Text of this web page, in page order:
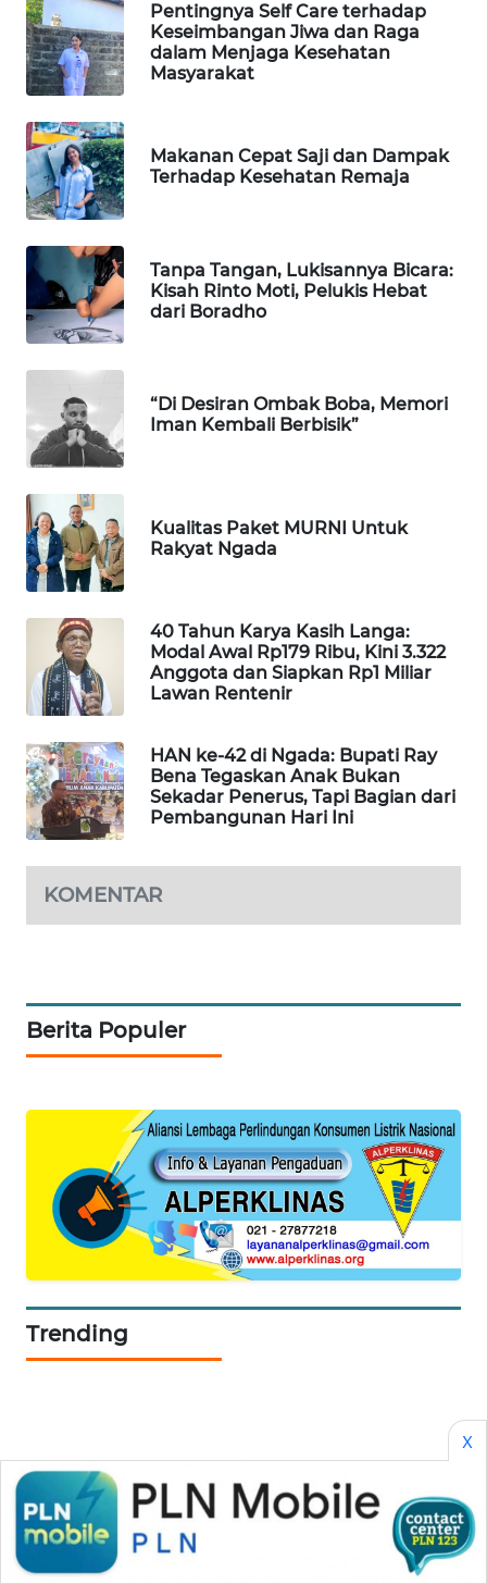
Pentingnya Self Care terhadap
Keseimbangan Jiwa dan Raga
dalam Menjaga Kesehatan
Masyarakat
Makanan Cepat Saji dan Dampak
Terhadap Kesehatan Remaja
Tanpa Tangan, Lukisannya Bicara:
Kisah Rinto Moti, Pelukis Hebat
dari Boradho
“Di Desiran Ombak Boba, Memori
Iman Kembali Berbisik”
Kualitas Paket MURNI Untuk
Rakyat Ngada
40 Tahun Karya Kasih Langa:
Modal Awal Rp179 Ribu, Kini 3.322
Anggota dan Siapkan Rp1 Miliar
Lawan Rentenir
HAN ke-42 di Ngada: Bupati Ray
Bena Tegaskan Anak Bukan
Sekadar Penerus, Tapi Bagian dari
Pembangunan Hari Ini
KOMENTAR
Berita Populer
Trending
X